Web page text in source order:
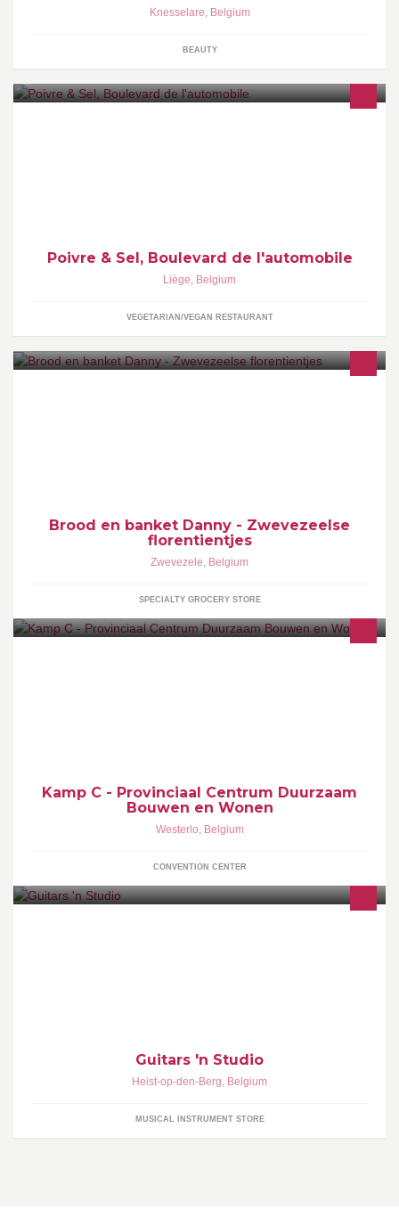
Knesselare, Belgium
BEAUTY
Poivre & Sel, Boulevard de l'automobile
Liège, Belgium
VEGETARIAN/VEGAN RESTAURANT
Brood en banket Danny - Zwevezeelse
florentientjes
Zwevezele, Belgium
SPECIALTY GROCERY STORE
Kamp C - Provinciaal Centrum Duurzaam
Bouwen en Wonen
Westerlo, Belgium
CONVENTION CENTER
Guitars 'n Studio
Heist-op-den-Berg, Belgium
MUSICAL INSTRUMENT STORE